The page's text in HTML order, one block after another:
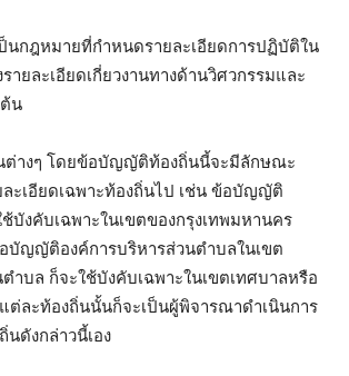
นกฎหมายที่กำหนดรายละเอียดการปฏิบัติใน
ายละเอียดเกี่ยวงานทางด้านวิศวกรรมและ
น
างๆ โดยข้อบัญญัติท้องถิ่นนี้จะมีลักษณะ
ละเอียดเฉพาะท้องถิ่นไป เช่น ข้อบัญญัติ
บังคับเฉพาะในเขตของกรุงเทพมหานคร
บัญญัติองค์การบริหารส่วนตำบลในเขต
ำบล ก็จะใช้บังคับเฉพาะในเขตเทศบาลหรือ
ต่ละท้องถิ่นนั้นก็จะเป็นผู้พิจารณาดำเนินการ
ดังกล่าวนี้เอง